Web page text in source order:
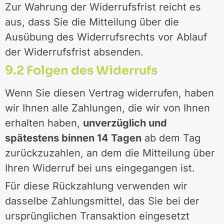
Zur Wahrung der Widerrufsfrist reicht es
aus, dass Sie die Mitteilung über die
Ausübung des Widerrufsrechts vor Ablauf
der Widerrufsfrist absenden.
9.2 Folgen des Widerrufs
Wenn Sie diesen Vertrag widerrufen, haben
wir Ihnen alle Zahlungen, die wir von Ihnen
erhalten haben, unverzüglich und
spätestens binnen 14 Tagen ab dem Tag
zurückzuzahlen, an dem die Mitteilung über
Ihren Widerruf bei uns eingegangen ist.
Für diese Rückzahlung verwenden wir
dasselbe Zahlungsmittel, das Sie bei der
ursprünglichen Transaktion eingesetzt